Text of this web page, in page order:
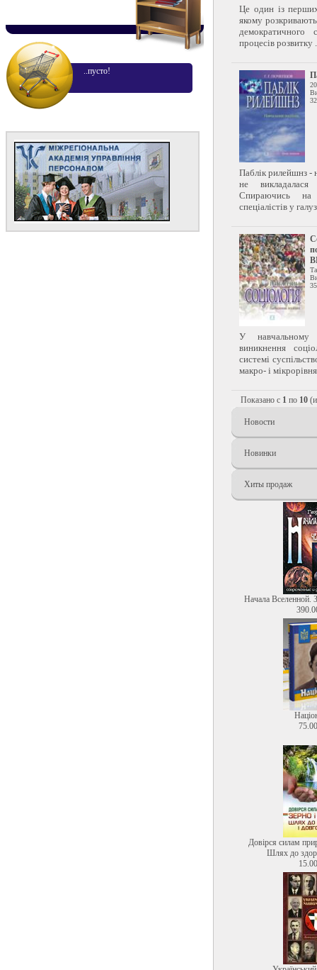
..пусто!
Це один із
якому
демократичного
процесів розвитку
Паблік рилейшнз -
не
Спираючись на
спеціалістів у
У навчальному
виникнення
системі
макро- і
Показано с 1 по 10
Новости
Новинки
Хиты продаж
Начала Вселенной.
Довірся силам
Шлях до